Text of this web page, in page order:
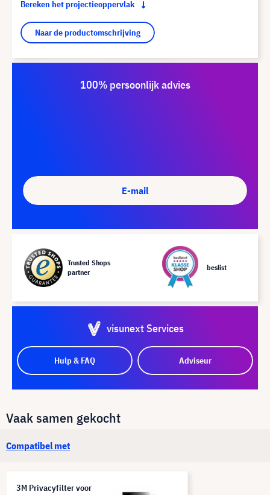
Bereken het projectieoppervlak
Naar de productomschrijving
100% persoonlijk advies
E-mail
Trusted Shops
partner
beslist
visunext Services
Hulp & FAQ Adviseur
Vaak samen gekocht
Compatibel met
3M Privacyfilter voor